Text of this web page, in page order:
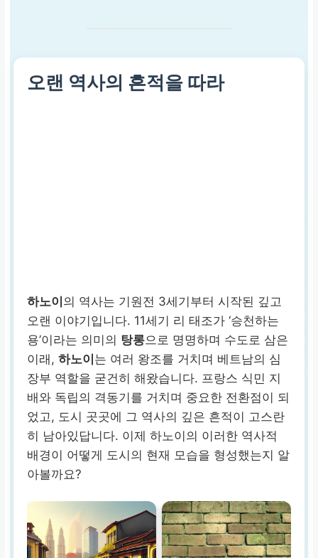
오랜 역사의 흔적을 따라
하노이의 역사는 기원전 3세기부터 시작된 깊고
오랜 이야기입니다. 11세기 리 태조가 ‘승천하는
용’이라는 의미의 탕롱으로 명명하며 수도로 삼은
이래,하노이는 여러 왕조를 거치며 베트남의 심
장부 역할을 굳건히 해왔습니다. 프랑스 식민 지
배와 독립의 격동기를 거치며 중요한 전환점이 되
었고, 도시 곳곳에 그 역사의 깊은 흔적이 고스란
히 남아있답니다. 이제 하노이의 이러한 역사적
배경이 어떻게 도시의 현재 모습을 형성했는지 알
아볼까요?